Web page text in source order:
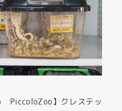
PiccoloZoo】クレステッ